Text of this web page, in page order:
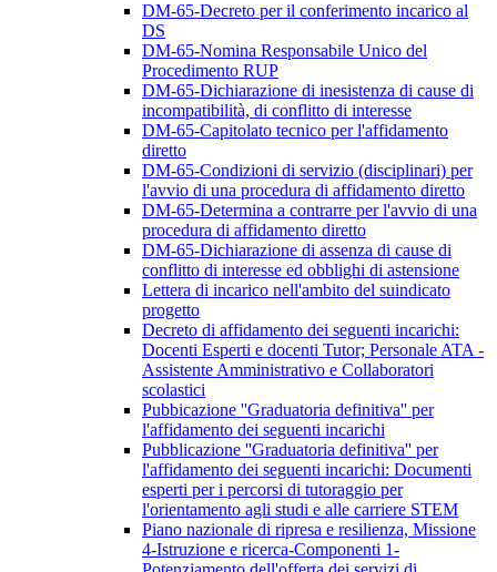
DM-65-Decreto per il conferimento incarico al
DS
DM-65-Nomina Responsabile Unico del
Procedimento RUP
DM-65-Dichiarazione di inesistenza di cause di
incompatibilità, di conflitto di interesse
DM-65-Capitolato tecnico per l'affidamento
diretto
DM-65-Condizioni di servizio (disciplinari) per
l'avvio di una procedura di affidamento diretto
DM-65-Determina a contrarre per l'avvio di una
procedura di affidamento diretto
DM-65-Dichiarazione di assenza di cause di
conflitto di interesse ed obblighi di astensione
Lettera di incarico nell'ambito del suindicato
progetto
Decreto di affidamento dei seguenti incarichi:
Docenti Esperti e docenti Tutor; Personale ATA -
Assistente Amministrativo e Collaboratori
scolastici
Pubbicazione ''Graduatoria definitiva'' per
l'affidamento dei seguenti incarichi
Pubblicazione ''Graduatoria definitiva'' per
l'affidamento dei seguenti incarichi: Documenti
esperti per i percorsi di tutoraggio per
l'orientamento agli studi e alle carriere STEM
Piano nazionale di ripresa e resilienza, Missione
4-Istruzione e ricerca-Componenti 1-